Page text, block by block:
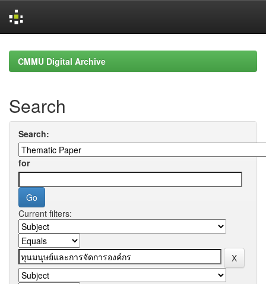
navigationCMMU Digital Archive
Search
Search:
for
Current filters: